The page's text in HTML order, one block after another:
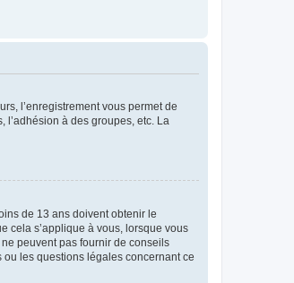
l’enregistrement vous permet de
à des groupes, etc. La
de 13 ans doivent obtenir le
cela s’applique à vous, lorsque vous
peuvent pas fournir de conseils
les questions légales concernant ce